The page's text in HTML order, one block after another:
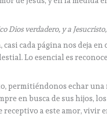
Dios verdadero, y a
cada página nos deja
Lo esencial es
permitiéndonos echar
en busca de sus hijos,
a este amor, vivir